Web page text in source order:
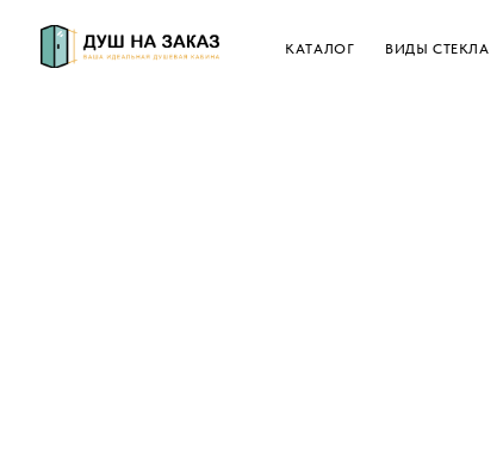
ВИДЫ СТЕКЛА
КАТАЛОГ